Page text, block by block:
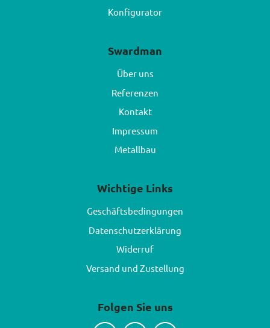
Konfigurator
Swardman
Über uns
Referenzen
Kontakt
Impressum
Metallbau
Wichtige Links
Geschäftsbedingungen
Datenschutzerklärung
Widerruf
Versand und Zustellung
Folgen Sie uns